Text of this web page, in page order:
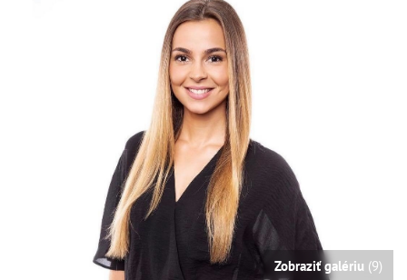
Zobraziť galériu (9)